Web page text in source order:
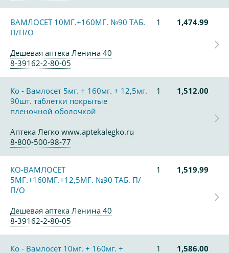
ВАМЛОСЕТ 10МГ.+160МГ. №90 ТАБ.
П/П/О
1 1,474.99
Дешевая аптека Ленина 40
8-39162-2-80-05
Ко - Вамлосет 5мг. + 160мг. + 12,5мг.
90шт. таблетки покрытые
пленочной оболочкой
1 1,512.00
Аптека Легко www.aptekalegko.ru
8-800-500-98-77
КО-ВАМЛОСЕТ
5МГ.+160МГ.+12,5МГ. №90 ТАБ. П/
П/О
1 1,519.99
Дешевая аптека Ленина 40
8-39162-2-80-05
Ко - Вамлосет 10мг. + 160мг. +
1 1,586.00